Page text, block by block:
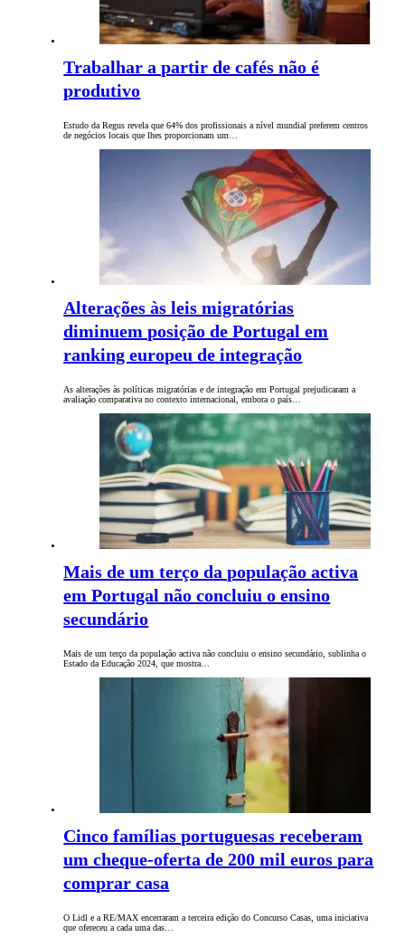
Trabalhar a partir de cafés não é
produtivo
Estudo da Regus revela que 64% dos profissionais a nível mundial preferem centros
de negócios locais que lhes proporcionam um…
Alterações às leis migratórias
diminuem posição de Portugal em
ranking europeu de integração
As alterações às políticas migratórias e de integração em Portugal prejudicaram a
avaliação comparativa no contexto internacional, embora o país…
Mais de um terço da população activa
em Portugal não concluiu o ensino
secundário
Mais de um terço da população activa não concluiu o ensino secundário, sublinha o
Estado da Educação 2024, que mostra…
Cinco famílias portuguesas receberam
um cheque-oferta de 200 mil euros para
comprar casa
O Lidl e a RE/MAX encerraram a terceira edição do Concurso Casas, uma iniciativa
que ofereceu a cada uma das…